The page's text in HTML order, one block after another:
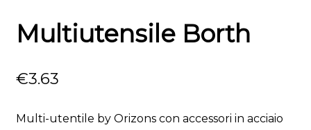
Multiutensile Borth
€3.63
Multi-utentile by Orizons con accessori in acciaio